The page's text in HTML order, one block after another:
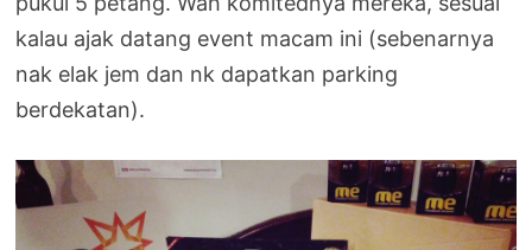
kalau ajak datang event macam ini (sebenarnya
nak elak jem dan nk dapatkan parking
berdekatan).